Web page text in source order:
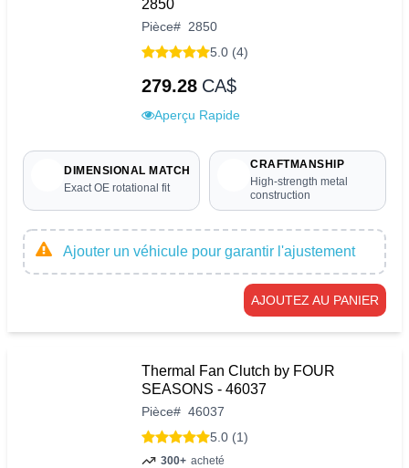
2850
Pièce# 2850
5.0 (4)
279.28 CA$
Aperçu Rapide
DIMENSIONAL MATCH
Exact OE rotational fit
CRAFTMANSHIP
High-strength metal
construction
Ajouter un véhicule pour garantir l'ajustement
AJOUTEZ AU PANIER
Thermal Fan Clutch by FOUR
SEASONS - 46037
Pièce# 46037
5.0 (1)
300+ acheté